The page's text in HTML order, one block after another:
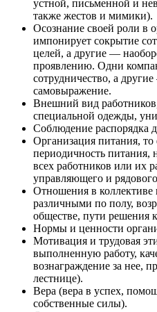
устной, письменной и
также жестов и мимики).
Осознание своей роли в
импонирует сокрытие
целей, а другие —
проявлению. Одни
сотрудничество, а
самовыражение.
Внешний вид
специальной одежды,
Соблюдение распорядка
Организация питания, то
периодичность питания,
всех работников или их
управляющего и
Отношения в коллективе
различными по полу,
обществе, пути решения
Нормы и ценности
Мотивация и трудовая
выполненную работу,
вознаграждение за нее,
лестнице).
Вера (вера в успех,
собственные силы).